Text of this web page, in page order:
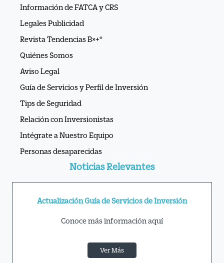
Información de FATCA y CRS
Legales Publicidad
Revista Tendencias B×+®
Quiénes Somos
Aviso Legal
Guía de Servicios y Perfil de Inversión
Tips de Seguridad
Relación con Inversionistas
Intégrate a Nuestro Equipo
Personas desaparecidas
Noticias Relevantes
Actualización Guía de Servicios de Inversión
Conoce más información aquí
Ver Más